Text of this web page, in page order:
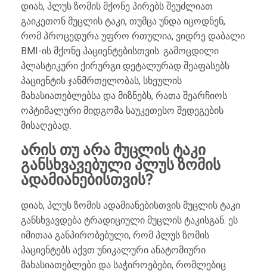
დიახ, პლუს ზომის მქონე პირებს შეუძლიათ
გაიკეთონ მუცლის ტაკი, თუმცა უნდა იცოდნენ,
რომ პროცედურა უფრო რთულია, ვიდრე დაბალი
BMI-ის მქონე პაციენტებისთვის. გამოცდილი
პლასტიკური ქირურგი დეტალურად შეაფასებს
პაციენტის ჯანმრთელობას, სხეულის
მახასიათებლებსა და მიზნებს, რათა შეარჩიოს
ოპტიმალური მიდგომა საუკეთესო შედეგების
მისაღებად.
არის თუ არა მუცლის ტაკი
განსხვავებული პლუს ზომის
ადამიანებისთვის?
დიახ, პლუს ზომის ადამიანებისთვის მუცლის ტაკი
განსხვავდება ტრადიციული მუცლის ტაკისგან. ეს
იმითაა განპირობებული, რომ პლუს ზომის
პაციენტებს აქვთ უნიკალური ანატომიური
მახასიათებლები და საჭიროებები, რომლებიც